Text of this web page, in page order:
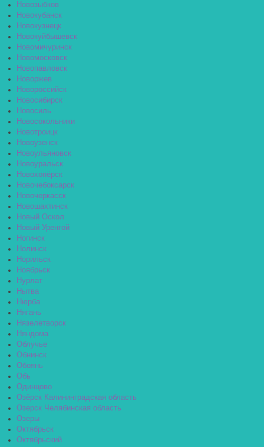
Новозыбков
Новокубанск
Новокузнецк
Новокуйбышевск
Новомичуринск
Новомосковск
Новопавловск
Новоржев
Новороссийск
Новосибирск
Новосиль
Новосокольники
Новотроицк
Новоузенск
Новоульяновск
Новоуральск
Новохопёрск
Новочебоксарск
Новочеркасск
Новошахтинск
Новый Оскол
Новый Уренгой
Ногинск
Нолинск
Норильск
Ноябрьск
Нурлат
Нытва
Нюрба
Нягань
Нязелетворск
Няндома
Облучье
Обнинск
Обоянь
Обь
Одинцово
Озёрск Калининградская область
Озерск Челябинская область
Озеры
Октябрьск
Октябрьский